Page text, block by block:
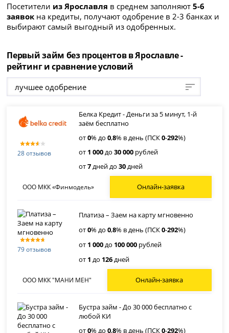
Посетители из Ярославля в среднем заполняют5-6
заявок на кредиты, получают одобрение в 2-3 банках и
выбирают самый выгодный из одобренных.
Первый займ без процентов в Ярославле -
рейтинг и сравнение условий
лучшее одобрение
28 отзывов
Белка Кредит - Деньги за 5 минут, 1-й
заём бесплатно
от0% до0,8% в день (ПСК0-292%)
от 1 000до30 000 рублей
от7дней до30дней
ООО МКК «Финмодель» Онлайн-заявка
79 отзывов
Платиза – Заем на карту мгновенно
от0% до0,8% в день (ПСК0-292%)
от 1 000до 100 000 рублей
от 1 до 126дней
ООО МКК "МАНИ МЕН" Онлайн-заявка
Бустра займ - До 30 000 бесплатно с
любой КИ
от0% до0,8% в день (ПСК0-292%)